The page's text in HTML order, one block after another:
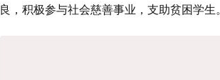
良，积极参与社会慈善事业，支助贫困学生。